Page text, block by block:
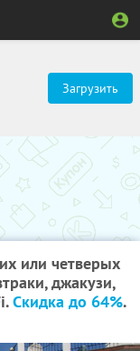
Загрузить
или четверых
джакузи,
Скидка до 64%.